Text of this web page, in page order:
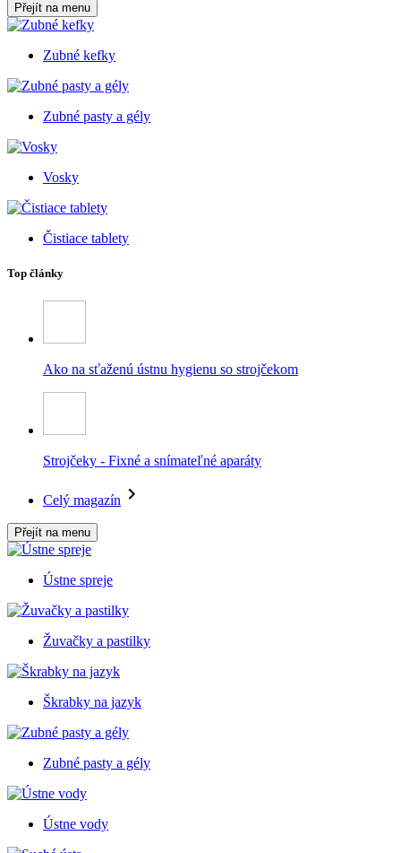
Přejít na menu
Zubné kefky
Zubné pasty a gély
Vosky
Čistiace tablety
Top články
Ako na sťaženú ústnu hygienu so strojčekom
Strojčeky - Fixné a snímateľné aparáty
Celý magazín
Přejít na menu
Ústne spreje
Žuvačky a pastilky
Škrabky na jazyk
Zubné pasty a gély
Ústne vody